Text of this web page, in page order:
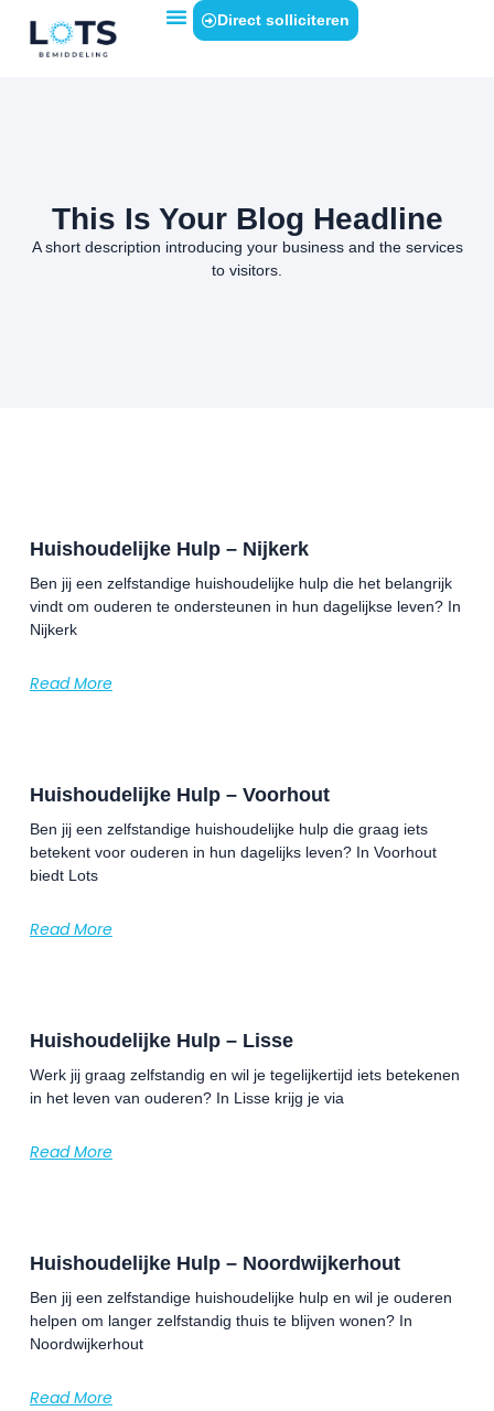
Direct solliciteren
This Is Your Blog Headline
A short description introducing your business and the services
to visitors.
Huishoudelijke Hulp – Nijkerk
Ben jij een zelfstandige huishoudelijke hulp die het belangrijk
vindt om ouderen te ondersteunen in hun dagelijkse leven? In
Nijkerk
Read More
Huishoudelijke Hulp – Voorhout
Ben jij een zelfstandige huishoudelijke hulp die graag iets
betekent voor ouderen in hun dagelijks leven? In Voorhout
biedt Lots
Read More
Huishoudelijke Hulp – Lisse
Werk jij graag zelfstandig en wil je tegelijkertijd iets betekenen
in het leven van ouderen? In Lisse krijg je via
Read More
Huishoudelijke Hulp – Noordwijkerhout
Ben jij een zelfstandige huishoudelijke hulp en wil je ouderen
helpen om langer zelfstandig thuis te blijven wonen? In
Noordwijkerhout
Read More